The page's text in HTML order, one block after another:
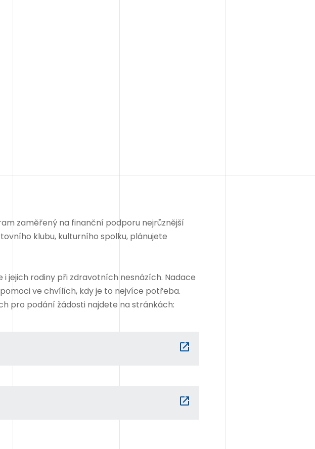
zaměřený na finanční podporu nejrůznější
klubu, kulturního spolku, plánujete
jejich rodiny při zdravotních nesnázích. Nadace
ve chvílích, kdy je to nejvíce potřeba.
pro podání žádosti najdete na stránkách: